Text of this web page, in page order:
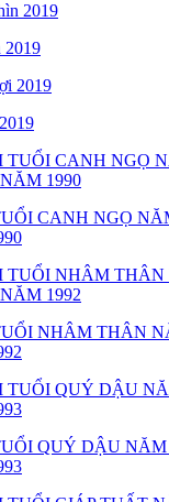
2019
CANH NGỌ
NHÂM THÂN
QUÝ DẬU NĂM